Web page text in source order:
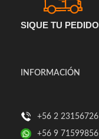
SIQUE TU PEDIDO
INFORMACIÓN
+56 2 23156726
+56 9 71599856